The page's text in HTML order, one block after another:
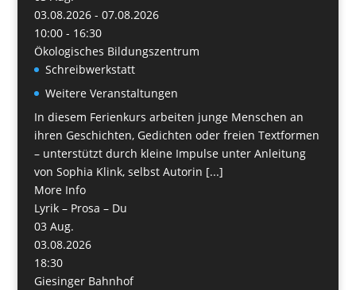
03.08.2026 - 07.08.2026
10:00 - 16:30
Ökologisches Bildungszentrum
Schreibwerkstatt
Weitere Veranstaltungen
In diesem Ferienkurs arbeiten junge Menschen an
ihren Geschichten, Gedichten oder freien Textformen
– unterstützt durch kleine Impulse unter Anleitung
von Sophia Klink, selbst Autorin [...]
More Info
Lyrik – Prosa – Du
03 Aug.
03.08.2026
18:30
Giesinger Bahnhof